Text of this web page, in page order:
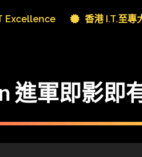
Excellence 香港 I.T.至專
進軍即影即